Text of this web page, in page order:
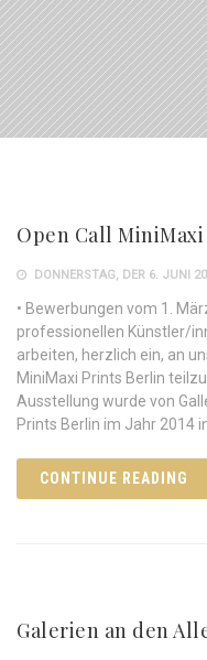
Open Call
DONNERSTAG, DER 6. JUNI
• Bewerbungen vom 1.
professionellen Künstler/
arbeiten, herzlich ein, an
MiniMaxi Prints Berlin
Ausstellung wurde von
Prints Berlin im Jahr 2014
CONTINUE READING
Galerien an den